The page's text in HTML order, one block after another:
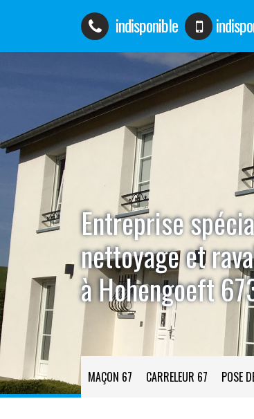
indisponible
Entreprise
nettoyage et
à Hohengoeft
MAÇON 67 CARRELEUR 67 POSE